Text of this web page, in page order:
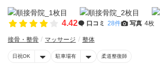
4.42 口コミ 28件 写真 4枚
接骨・整骨 マッサージ 整体
日祝OK 駐車場有 柔道整復師